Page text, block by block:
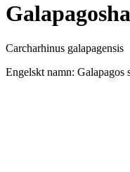
Carcharhinus galapagensis
Engelskt namn: Galapagos